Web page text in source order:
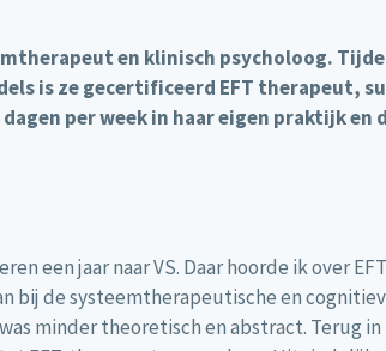
en klinisch psycholoog.
is ze gecertificeerd EFT therapeut,
per week in haar eigen praktijk
een jaar naar VS. Daar hoorde ik over
bij de systeemtherapeutische en
minder theoretisch en abstract. Terug